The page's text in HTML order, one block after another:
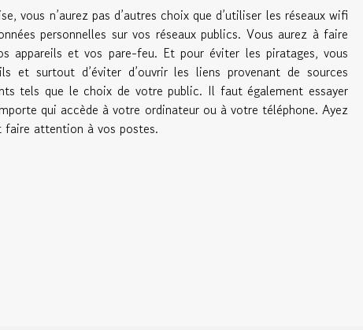
vous n’aurez pas d’autres choix que d’utiliser les réseaux wifi
personnelles sur vos réseaux publics. Vous aurez à faire
appareils et vos pare-feu. Et pour éviter les piratages, vous
et surtout d’éviter d’ouvrir les liens provenant de sources
tels que le choix de votre public. Il faut également essayer
qui accède à votre ordinateur ou à votre téléphone. Ayez
attention à vos postes.